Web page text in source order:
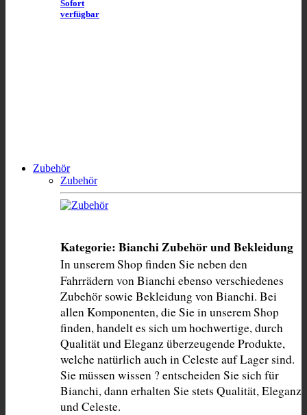
Sofort
verfügbar
Zubehör
Zubehör
Kategorie: Bianchi Zubehör und Bekleidung
In unserem Shop finden Sie neben den
Fahrrädern von Bianchi ebenso verschiedenes
Zubehör sowie Bekleidung von Bianchi. Bei
allen Komponenten, die Sie in unserem Shop
finden, handelt es sich um hochwertige, durch
Qualität und Eleganz überzeugende Produkte,
welche natürlich auch in Celeste auf Lager sind.
Sie müssen wissen ? entscheiden Sie sich für
Bianchi, dann erhalten Sie stets Qualität, Eleganz
und Celeste.